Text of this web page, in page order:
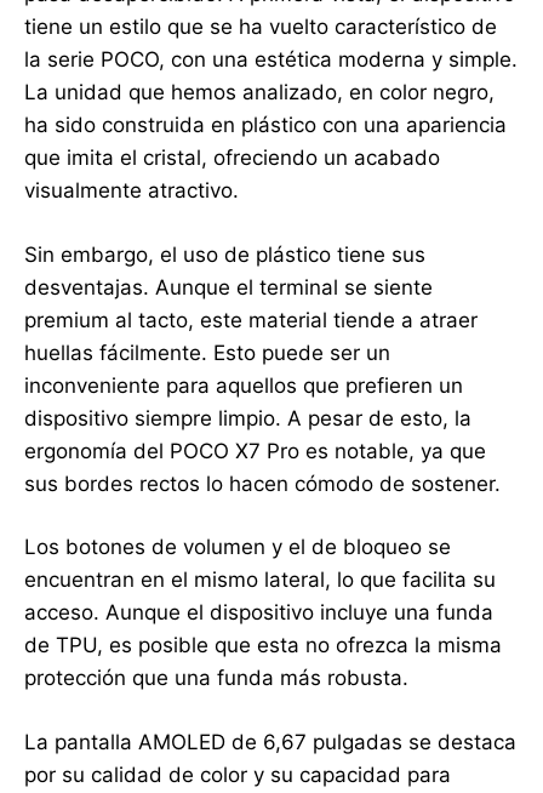
tiene un estilo que se ha vuelto característico de
la serie POCO, con una estética moderna y simple.
La unidad que hemos analizado, en color negro,
ha sido construida en plástico con una apariencia
que imita el cristal, ofreciendo un acabado
visualmente atractivo.
Sin embargo, el uso de plástico tiene sus
desventajas. Aunque el terminal se siente
premium al tacto, este material tiende a atraer
huellas fácilmente. Esto puede ser un
inconveniente para aquellos que prefieren un
dispositivo siempre limpio. A pesar de esto, la
ergonomía del POCO X7 Pro es notable, ya que
sus bordes rectos lo hacen cómodo de sostener.
Los botones de volumen y el de bloqueo se
encuentran en el mismo lateral, lo que facilita su
acceso. Aunque el dispositivo incluye una funda
de TPU, es posible que esta no ofrezca la misma
protección que una funda más robusta.
La pantalla AMOLED de 6,67 pulgadas se destaca
por su calidad de color y su capacidad para